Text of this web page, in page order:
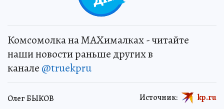
Комсомолка на MAXималках - читайте
наши новости раньше других в
канале @truekpru
Олег БЫКОВ Источник: kp.ru